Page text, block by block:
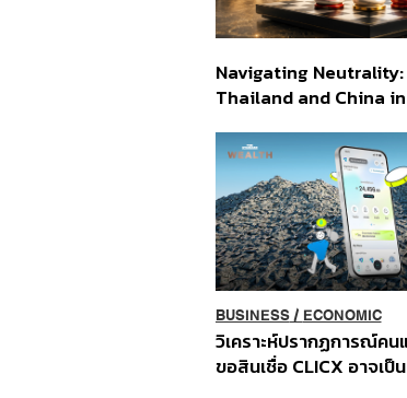
Navigating Neutrality:
Thailand and China
Order
BUSINESS/ ECONOMIC
วิเคราะห์ปรากฏการณ์คน
ขอสินเชื่อ CLICX อาจเป็น